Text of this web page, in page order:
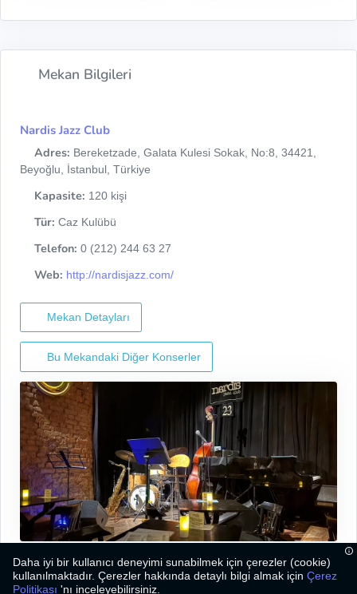
Mekan Bilgileri
Nardis Jazz Club
Adres: Bereketzade, Galata Kulesi Sokak, No:8, 34421,
Beyoğlu, İstanbul, Türkiye
Kapasite: 120 kişi
Tür: Caz Kulübü
Telefon: 0 (212) 244 63 27
Web: http://nardisjazz.com/
Mekan Detayları
Bu Mekandaki Diğer Konserler
Daha iyi bir kullanıcı deneyimi sunabilmek için çerezler (cookie)
kullanılmaktadır. Çerezler hakkında detaylı bilgi almak için Çerez
Politikası 'nı inceleyebilirsiniz.